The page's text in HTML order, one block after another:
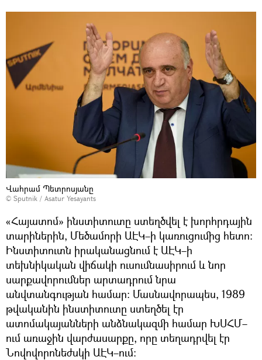
Վահրամ Պետրոսյանը
© Sputnik / Asatur Yesayants
«Հայատոմ» ինստիտուտը ստեղծվել է խորհրդային
տարիներին, Մեծամորի ԱԷԿ–ի կառուցումից հետո։
Ինստիտուտն իրականացնում է ԱԷԿ–ի
տեխնիկական վիճակի ուսումնասիրում և նոր
սարքավորումներ արտադրում նրա
անվտանգության համար։ Մասնավորապես, 1989
թվականին ինստիտուտը ստեղծել էր
ատոմակայանների անձնակազմի համար ԽՍՀՄ–
ում առաջին վարժասարքը, որը տեղադրվել էր
Նովովորոնեժսկի ԱԷԿ–ում։